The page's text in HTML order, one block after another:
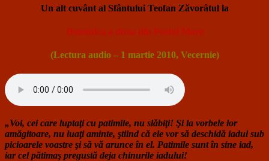
Un alt cuvânt al Sfântului Teofan Zăvorâtul la
Duminica a doua din Postul Mare
(Lectura audio – 1 martie 2010, Vecernie)
„Voi, cei care luptaţi cu patimile, nu slăbiţi! Şi la vorbele lor
amăgitoare, nu luaţi aminte, ştiind că ele vor să deschidă iadul sub
picioarele voastre şi să vă arunce în el. Patimile sunt în sine iad,
iar cel pătimaş pregustă deja chinurile iadului!